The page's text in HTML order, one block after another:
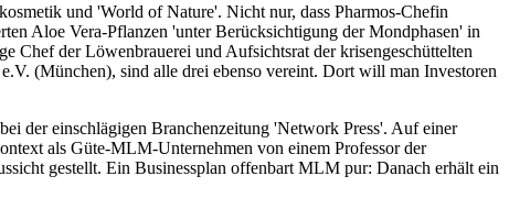
und 'World of Nature'. Nicht nur, dass Pharmos-Chefin
Aloe Vera-Pflanzen 'unter Berücksichtigung der Mondphasen' in
Chef der Löwenbrauerei und Aufsichtsrat der krisengeschüttelten
(München), sind alle drei ebenso vereint. Dort will man Investoren
der einschlägigen Branchenzeitung 'Network Press'. Auf einer
als Güte-MLM-Unternehmen von einem Professor der
gestellt. Ein Businessplan offenbart MLM pur: Danach erhält ein